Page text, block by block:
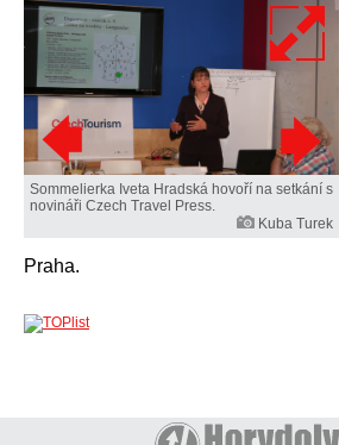
Sommelierka Iveta Hradská hovoří na setkání s
novináři Czech Travel Press.
Kuba Turek
Praha.